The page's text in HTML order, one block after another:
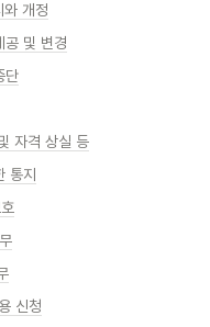
개정
공 및 변경
단
자격 상실 등
통지
신청